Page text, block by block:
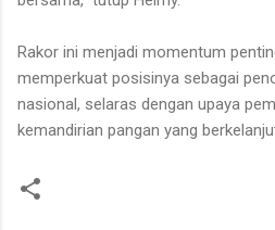
Rakor ini menjadi momentum
memperkuat posisinya sebagai
nasional, selaras dengan upaya
kemandirian pangan yang